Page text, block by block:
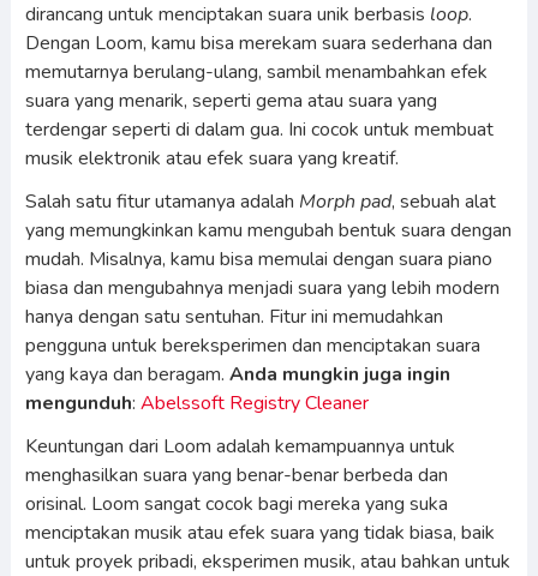
dirancang untuk menciptakan suara unik berbasis loop.
Dengan Loom, kamu bisa merekam suara sederhana dan
memutarnya berulang-ulang, sambil menambahkan efek
suara yang menarik, seperti gema atau suara yang
terdengar seperti di dalam gua. Ini cocok untuk membuat
musik elektronik atau efek suara yang kreatif.
Salah satu fitur utamanya adalah Morph pad, sebuah alat
yang memungkinkan kamu mengubah bentuk suara dengan
mudah. Misalnya, kamu bisa memulai dengan suara piano
biasa dan mengubahnya menjadi suara yang lebih modern
hanya dengan satu sentuhan. Fitur ini memudahkan
pengguna untuk bereksperimen dan menciptakan suara
yang kaya dan beragam. Anda mungkin juga ingin
mengunduh: Abelssoft Registry Cleaner
Keuntungan dari Loom adalah kemampuannya untuk
menghasilkan suara yang benar-benar berbeda dan
orisinal. Loom sangat cocok bagi mereka yang suka
menciptakan musik atau efek suara yang tidak biasa, baik
untuk proyek pribadi, eksperimen musik, atau bahkan untuk